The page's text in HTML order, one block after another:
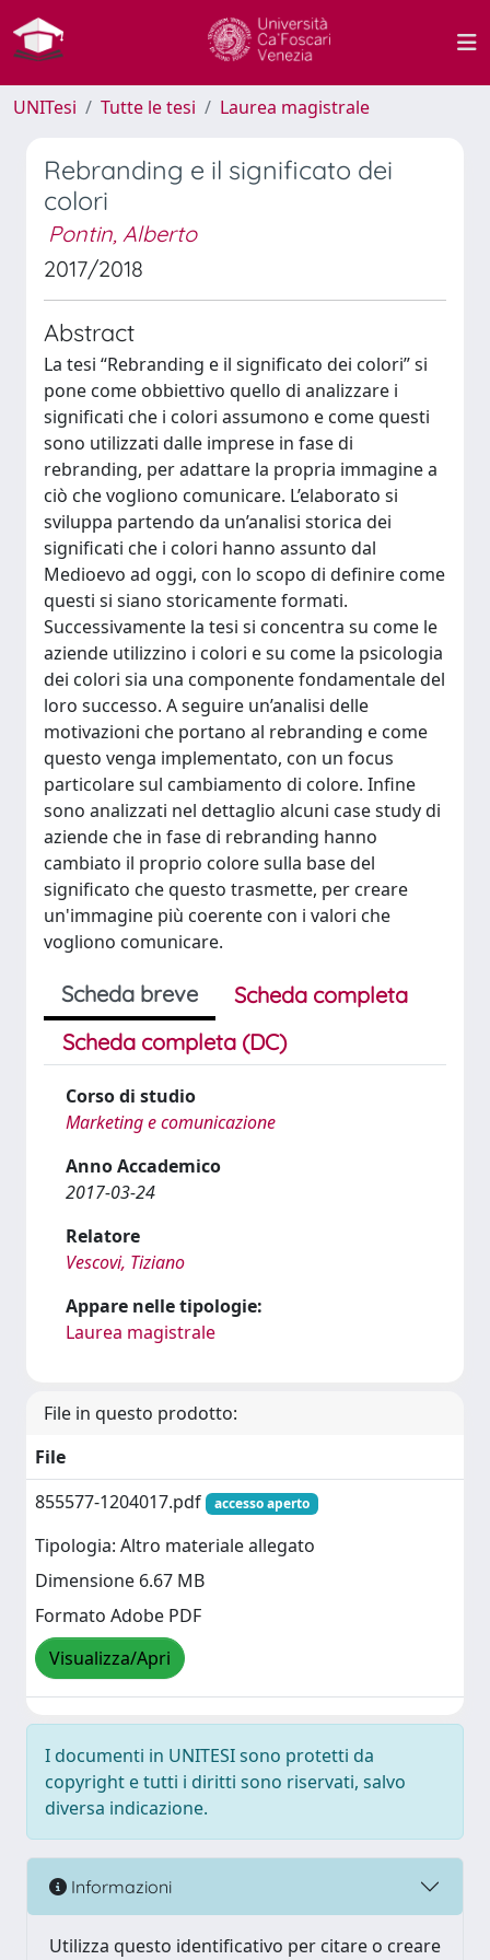
UNITesi Tutte le tesi Laurea magistrale
Rebranding e il significato dei
colori
Pontin, Alberto
2017/2018
Abstract
La tesi “Rebranding e il significato dei colori” si
pone come obbiettivo quello di analizzare i
significati che i colori assumono e come questi
sono utilizzati dalle imprese in fase di
rebranding, per adattare la propria immagine a
ciò che vogliono comunicare. L’elaborato si
sviluppa partendo da un’analisi storica dei
significati che i colori hanno assunto dal
Medioevo ad oggi, con lo scopo di definire come
questi si siano storicamente formati.
Successivamente la tesi si concentra su come le
aziende utilizzino i colori e su come la psicologia
dei colori sia una componente fondamentale del
loro successo. A seguire un’analisi delle
motivazioni che portano al rebranding e come
questo venga implementato, con un focus
particolare sul cambiamento di colore. Infine
sono analizzati nel dettaglio alcuni case study di
aziende che in fase di rebranding hanno
cambiato il proprio colore sulla base del
significato che questo trasmette, per creare
un'immagine più coerente con i valori che
vogliono comunicare.
Scheda breve
Scheda completa
Scheda completa (DC)
Corso di studio
Marketing e comunicazione
Anno Accademico
2017-03-24
Relatore
Vescovi, Tiziano
Appare nelle tipologie:
Laurea magistrale
File in questo prodotto:
File
855577-1204017.pdf
accesso aperto
Tipologia: Altro materiale allegato
Dimensione 6.67 MB
Formato Adobe PDF
Visualizza/Apri
I documenti in UNITESI sono protetti da
copyright e tutti i diritti sono riservati, salvo
diversa indicazione.
Informazioni
Utilizza questo identificativo per citare o creare